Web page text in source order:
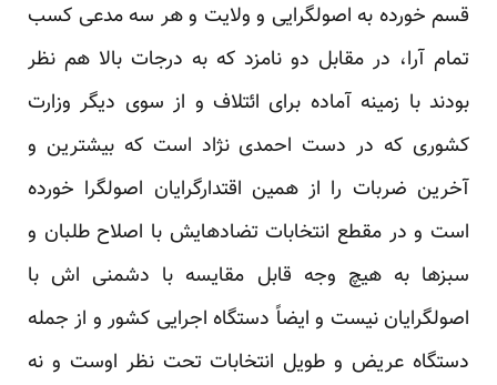
قسم خورده به اصولگرایی و ولایت و هر سه مدعی کسب
تمام آرا، در مقابل دو نامزد که به درجات بالا هم نظر
بودند با زمینه آماده برای ائتلاف و از سوی دیگر وزارت
کشوری که در دست احمدی نژاد است که بیشترین و
آخرین ضربات را از همین اقتدارگرایان اصولگرا خورده
است و در مقطع انتخابات تضادهایش با اصلاح طلبان و
سبزها به هیچ وجه قابل مقایسه با دشمنی اش با
اصولگرایان نیست و ایضاً دستگاه اجرایی کشور و از جمله
دستگاه عریض و طویل انتخابات تحت نظر اوست و نه